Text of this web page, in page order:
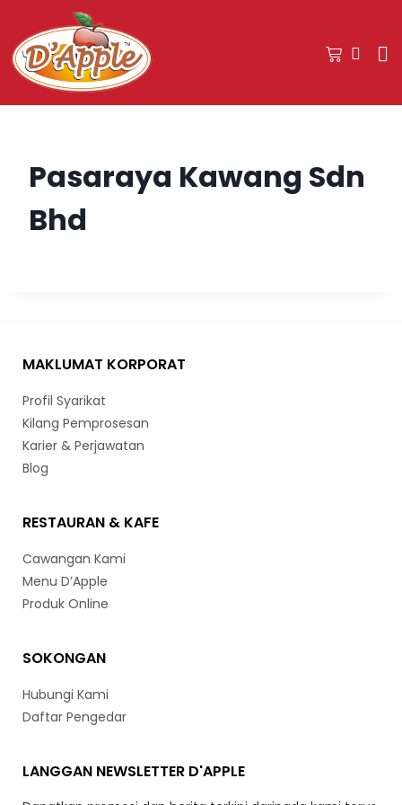
Pasaraya Kawang Sdn
Bhd
MAKLUMAT KORPORAT
Profil Syarikat
Kilang Pemprosesan
Karier & Perjawatan
Blog
RESTAURAN & KAFE
Cawangan Kami
Menu D’Apple
Produk Online
SOKONGAN
Hubungi Kami
Daftar Pengedar
LANGGAN NEWSLETTER D'APPLE